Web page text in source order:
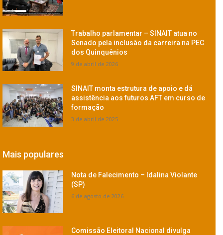
Trabalho parlamentar – SINAIT atua no
Senado pela inclusão da carreira na PEC
dos Quinquênios
9 de abril de 2026
SINAIT monta estrutura de apoio e dá
assistência aos futuros AFT em curso de
formação
3 de abril de 2025
Mais populares
Nota de Falecimento – Idalina Violante
(SP)
6 de agosto de 2026
Comissão Eleitoral Nacional divulga